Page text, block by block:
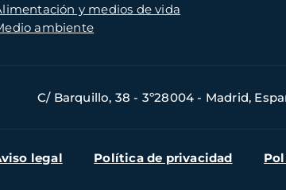
y medios de vida
ambiente
C/ Barquillo, 38 - 3º28004 - Madrid,
legal Política de privacidad